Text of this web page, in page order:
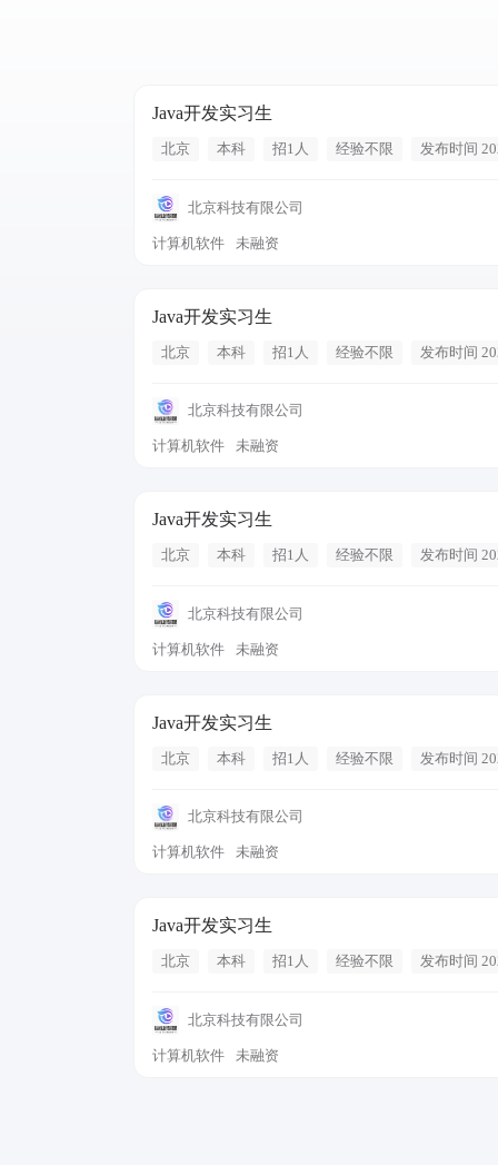
Java开发实习生
北京 本科 招1人 经验不限 发布时间
北京科技有限公司
计算机软件 未融资
Java开发实习生
北京 本科 招1人 经验不限 发布时间
北京科技有限公司
计算机软件 未融资
Java开发实习生
北京 本科 招1人 经验不限 发布时间
北京科技有限公司
计算机软件 未融资
Java开发实习生
北京 本科 招1人 经验不限 发布时间
北京科技有限公司
计算机软件 未融资
Java开发实习生
北京 本科 招1人 经验不限 发布时间
北京科技有限公司
计算机软件 未融资